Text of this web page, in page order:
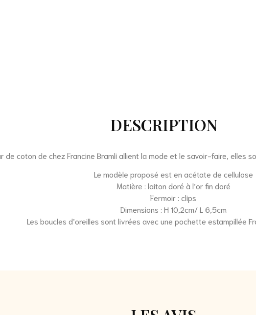
DESCRIPTION
de coton de chez Francine Bramli allient la mode et le savoir-faire, elles
Le modèle proposé est en acétate de cellulose
Matière : laiton doré à l’or fin doré
Fermoir : clips
Dimensions : H 10,2cm/ L 6,5cm
Les boucles d’oreilles sont livrées avec une pochette estampillée